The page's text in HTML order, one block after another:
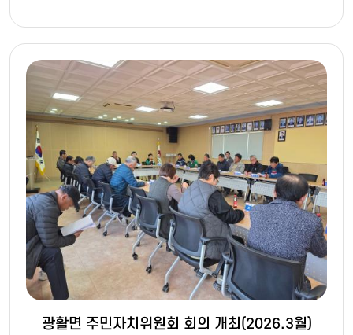
광활면 주민자치위원회 회의 개최(2026.3월)